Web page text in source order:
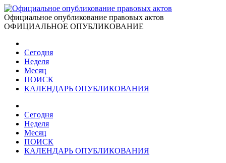
Официальное опубликование правовых актов
ОФИЦИАЛЬНОЕ ОПУБЛИКОВАНИЕ
Сегодня
Неделя
Месяц
ПОИСК
КАЛЕНДАРЬ ОПУБЛИКОВАНИЯ
Сегодня
Неделя
Месяц
ПОИСК
КАЛЕНДАРЬ ОПУБЛИКОВАНИЯ